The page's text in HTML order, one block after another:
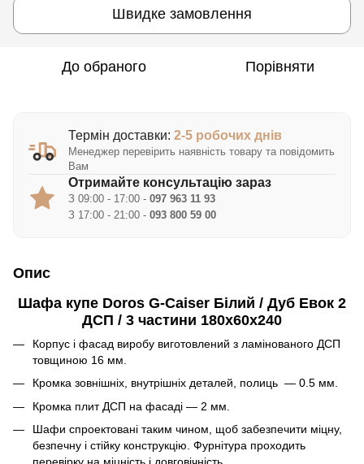
Швидке замовлення
До обраного Порівняти
Термін доставки: 2-5 робочих днів
Менеджер перевірить наявність товару та повідомить
Вам
Отримайте консультацію зараз
З 09:00 - 17:00 - 097 963 11 93
З 17:00 - 21:00 - 093 800 59 00
Опис
Шафа купе Doros G-Caiser Білий / Дуб Евок 2
ДСП / 3 частини 180х60х240
Корпус і фасад виробу виготовлений з ламінованого ДСП
товщиною 16 мм.
Кромка зовнішніх, внутрішніх деталей, полиць — 0.5 мм.
Кромка плит ДСП на фасаді — 2 мм.
Шафи спроектовані таким чином, щоб забезпечити міцну,
безпечну і стійку конструкцію. Фурнітура проходить